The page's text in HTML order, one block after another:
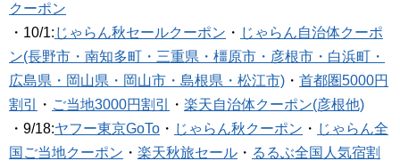
クーポン
・10/1: じゃらん秋セールクーポン ・ じゃらん自治体クーポ
ン(長野市・南知多町・三重県・橿原市・彦根市・白浜町・
広島県・岡山県・岡山市・島根県・松江市) ・ 首都圏5000円
割引
・ ご当地3000円割引 ・ 楽天自治体クーポン(彦根他)
・9/18:ヤフー東京GoTo ・ じゃらん秋クーポン ・ じゃらん全
国ご当地クーポン ・ 楽天秋旅セール ・ るるぶ全国人気宿割